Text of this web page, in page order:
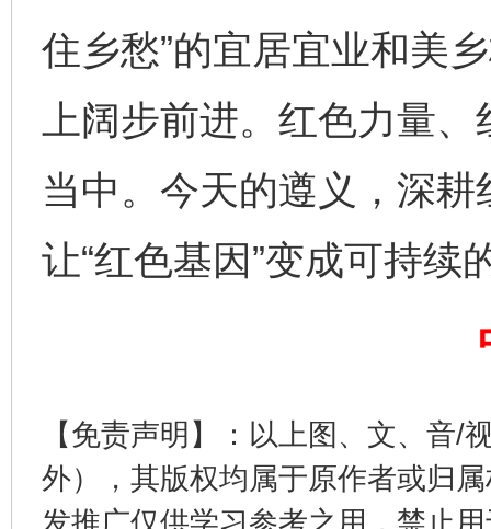
住乡愁”的宜居宜业和美
上阔步前进。红色力量
当中。今天的遵义，深
让“红色基因”变成可持续
【免责声明】：以上图、文、音/
外），其版权均属于原作者或归
发推广仅供学习参考之用，禁止
揭开“小金库”的免责幌子
受贿1.44亿！段成刚被判无期 从幼